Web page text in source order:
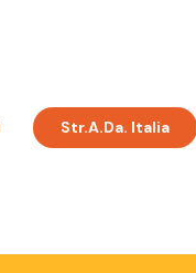
Str.A.Da. Italia